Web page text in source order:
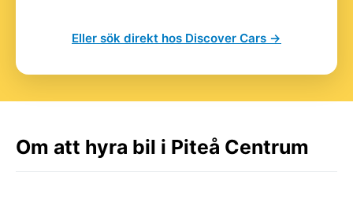
Eller sök direkt hos Discover Cars →
Om att hyra bil i Piteå Centrum